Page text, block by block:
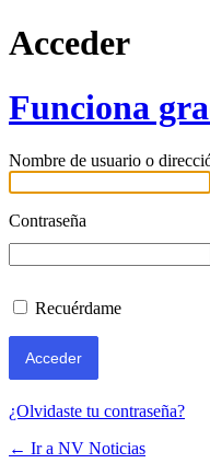
Acceder
Funciona
Nombre de usuario o
Contraseña
Recuérdame
¿Olvidaste tu contraseña?
← Ir a NV Noticias